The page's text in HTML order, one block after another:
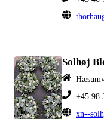
Solhøj
+45 98
xn--